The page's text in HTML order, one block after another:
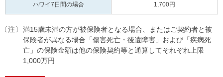
ハワイ7日間の場合 1,700円
満15歳未満の方が被保険者となる場合、またはご契約者と被
保険者が異なる場合「傷害死亡・後遺障害」および「疾病死
亡」の保険金額は他の保険契約等と通算してそれぞれ上限
1,000万円